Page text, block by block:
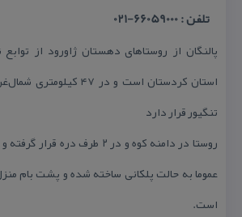
تلفن : 66059000-021
پالنگان از روستاهای دهستان ژاورود از
استان كردستان است و در
تنگیور قرار دارد
روستا در دامنه كوه و در ۲ طرف
عموما به حالت پلكانی ساخته شده و پشت بام
است.